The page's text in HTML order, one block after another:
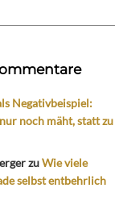
Negativbeispiel:
noch mäht, statt zu
zuWie viele
selbst entbehrlich